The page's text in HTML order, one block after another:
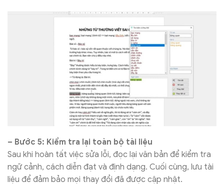
– Bước 5: Kiểm tra lại toàn bộ tài liệu
Sau khi hoàn tất việc sửa lỗi, đọc lại văn bản để kiểm tra
ngữ cảnh, cách diễn đạt và định dạng. Cuối cùng, lưu tài
liệu để đảm bảo mọi thay đổi đã được cập nhật.